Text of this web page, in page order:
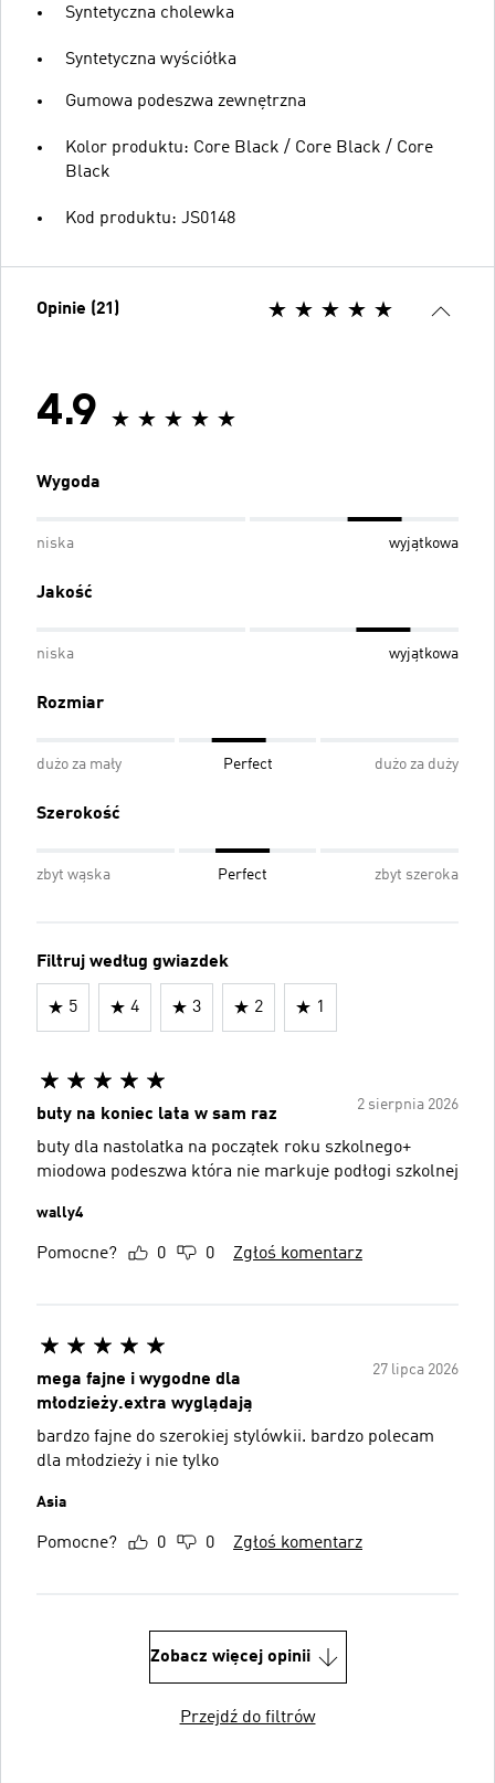
Syntetyczna cholewka
Syntetyczna wyściółka
Gumowa podeszwa zewnętrzna
Kolor produktu: Core Black / Core Black / Core
Black
Kod produktu: JS0148
Opinie (21)
4.9
Wygoda
niska wyjątkowa
Jakość
niska wyjątkowa
Rozmiar
dużo za mały Perfect dużo za duży
Szerokość
zbyt wąska Perfect zbyt szeroka
Filtruj według gwiazdek
5 4 3 2 1
2 sierpnia 2026
buty na koniec lata w sam raz
buty dla nastolatka na początek roku szkolnego+
miodowa podeszwa która nie markuje podłogi szkolnej
wally4
Pomocne? 0 0 Zgłoś komentarz
27 lipca 2026
mega fajne i wygodne dla
młodzieży.extra wyglądają
bardzo fajne do szerokiej stylówkii. bardzo polecam
dla młodzieży i nie tylko
Asia
Pomocne? 0 0 Zgłoś komentarz
Zobacz więcej opinii
Przejdź do filtrów